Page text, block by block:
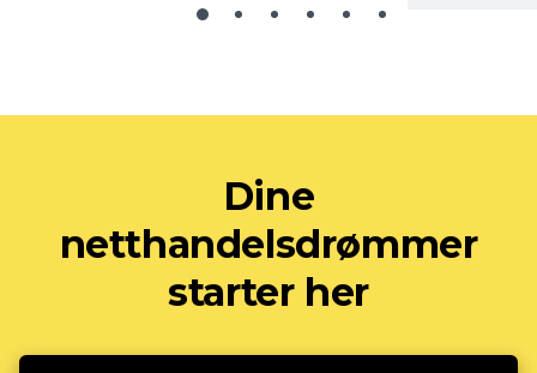
Dine
netthandelsdrømmer
starter her